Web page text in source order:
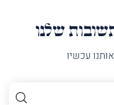
שלנו
עכשיו